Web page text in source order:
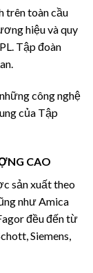
trên toàn cầu
hiệu và quy
. Tập đoàn
công nghệ
của Tập
CAO
sản xuất theo
như Amica
đều đến từ
Siemens,